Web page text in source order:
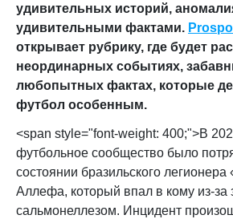
удивительных историй,
удивительными фактами.
открывает рубрику, где будет
неординарных событиях,
любопытных фактах, которые
футбол особенным.
<span style="font-weight: 400;">В
футбольное сообщество было
состоянии бразильского
Аллефа, который впал в кому из-за
сальмонеллезом. Инцидент